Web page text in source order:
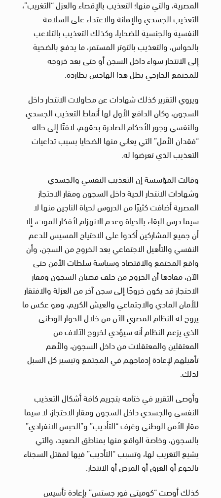
المصرية، والتي منها؛ التعذيب بالإقصاء والعزل “التغريب”،
التعذيب الجسدي والإهانة والاعتداء على السلامة
النفسية والجنسية للضحايا، وكذلك التعذيب بالتلاعب
بالحواس، والتعذيب بالتوتر المستمر، ما يدفع بالضحية
إلى الانتحار سواء داخل السجن أو حتى بعد خروجه
للمجتمع الخارجي يظل هذا الهاجس يطارده.
ويروي التقرير كذلك شهادات عن محاولات الانتحار داخل
السجون، وكان الدافع الأول لها أنماط التعذيب الجسدي
والنفسي وجور الأحكام الصادرة بحقهم، لافتًا إلى حالة
“فقدان الأمل” التي يعاني منها الضحايا بسبب تداعيات
التعذيب الذي تعرضوا له.
وقالت المؤسسة إن التعذيب النفسي والجسدي
وشهادات الانتحار الحية داخل السجون ومقار الاحتجاز
المصرية أضافت كثيرًا من الدروس لحياة الناجين منها لا
سيما درس البقاء بالحياة وعدم الانهزام لأفكار الموت، إلا
أن جميع المشاركين أكدوا على الاحتياج المسيس للدعم
النفسي والتأهيل الاجتماعي بعد الخروج من السجن، وأن
واقع المجتمع والاقتصاد وسياسة سلطات الأمن حتى
الآن، مفادها أن الخروج من خلف قضبان السجون ومقار
الاحتجاز قد يكون خروجًا إلى سجن آخر من العزلة والافتقار
للأمان المادي والاجتماعي والعيش الكريم، وهو عكس ما
يروج له النظام المصري الآن من خلال الحوار الوطني
الذي يزعم النظام أنه سيؤدي لخروج الآلاف من
المعتقلين والمعتقلات من داخل السجون، والأهم
تأهيلهم لإعادة إدماجهم في المجتمع وتيسير كل السبل
لذلك.
وأوصى التقرير في ختامه بتجريم كافة أشكال التعذيب
النفسي والجسدي داخل السجون ومقار الاحتجاز، لا سيما
مقار الأمن الوطني وغرف “التأديب” و”الحبس الانفرادي”
بالسجون، وخاصة الواقع منها بمناطق الصعيد، والتي
يشيع التغريب لها، وتسبب “التأديب” فيها لمقتل السجناء
بالجوع أو الغرق أو المرض أو الانتحار.
كذلك أوصت “كوميتي فور جستس” بإعادة تأسيس